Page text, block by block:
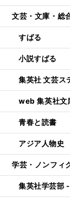
文芸・文庫・総
すばる
小説すばる
集英社 文芸ス
web 集英社文
青春と読書
アジア人物史
学芸・ノンフィ
集英社学芸部